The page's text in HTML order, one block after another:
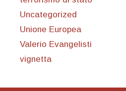
Uncategorized
Unione Europea
Valerio Evangelisti
vignetta